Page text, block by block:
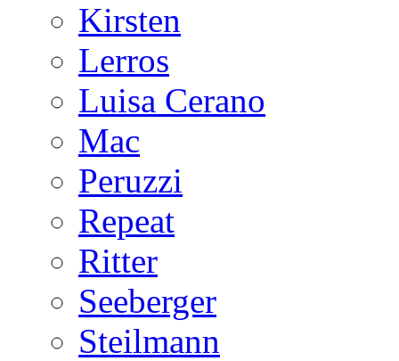
Kirsten
Lerros
Luisa Cerano
Mac
Peruzzi
Repeat
Ritter
Seeberger
Steilmann